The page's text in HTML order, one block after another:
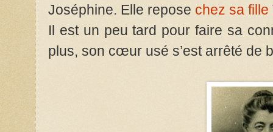
Joséphine. Elle repose chez sa
Il est un peu tard pour faire sa
plus, son cœur usé s’est arrêté de